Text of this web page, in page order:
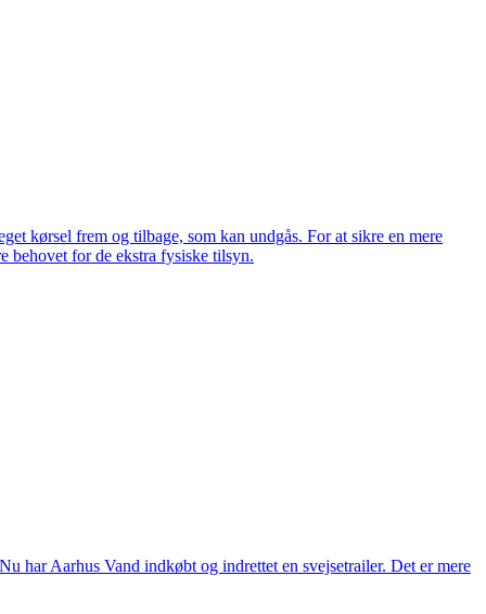
kørsel frem og tilbage, som kan undgås. For at sikre en mere
behovet for de ekstra fysiske tilsyn.
har Aarhus Vand indkøbt og indrettet en svejsetrailer. Det er mere